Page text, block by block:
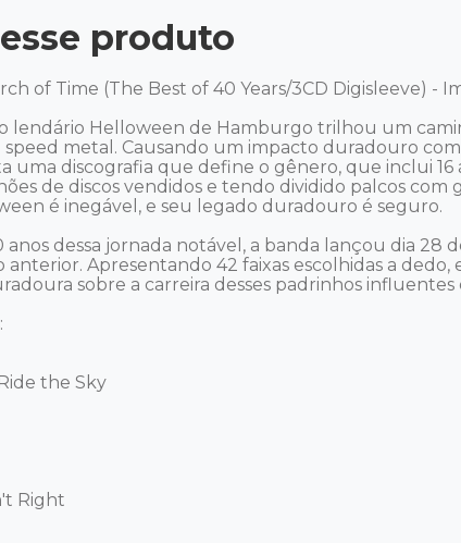
produto
of Time (The Best of 40 Years/3CD Digisleeve) -
lendário Helloween de Hamburgo trilhou um
metal. Causando um impacto duradouro
uma discografia que define o gênero, que inclui
de discos vendidos e tendo dividido palcos
é inegável, e seu legado duradouro é seguro.
anos dessa jornada notável, a banda lançou dia
Apresentando 42 faixas escolhidas a
sobre a carreira desses padrinhos influentes
the Sky
Right